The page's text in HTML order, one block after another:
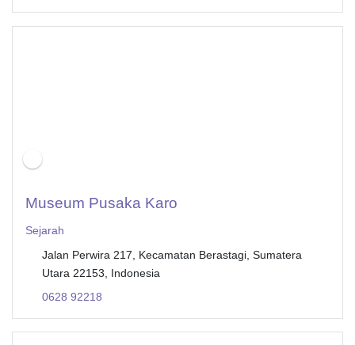
Museum Pusaka Karo
Sejarah
Jalan Perwira 217, Kecamatan Berastagi, Sumatera
Utara 22153, Indonesia
0628 92218